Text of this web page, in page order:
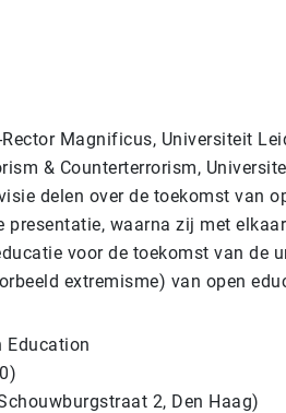
Magnificus, Universiteit
& Counterterrorism,
delen over de toekomst van
presentatie, waarna zij met
voor de toekomst van de
extremisme) van open
Education
2, Den Haag)